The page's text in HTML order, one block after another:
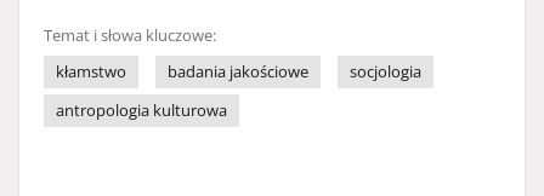
Temat i słowa kluczowe:
kłamstwo
badania jakościowe
socjologia
antropologia kulturowa